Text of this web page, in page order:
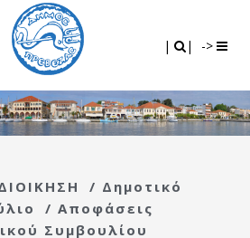
| | ->
/ Δημοτικό
/ Αποφάσεις
Συμβουλίου